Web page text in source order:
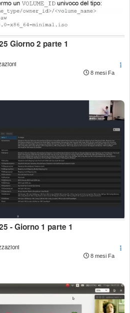
Giorno 2 parte 1
8 mesi Fa
- Giorno 1 parte 1
8 mesi Fa